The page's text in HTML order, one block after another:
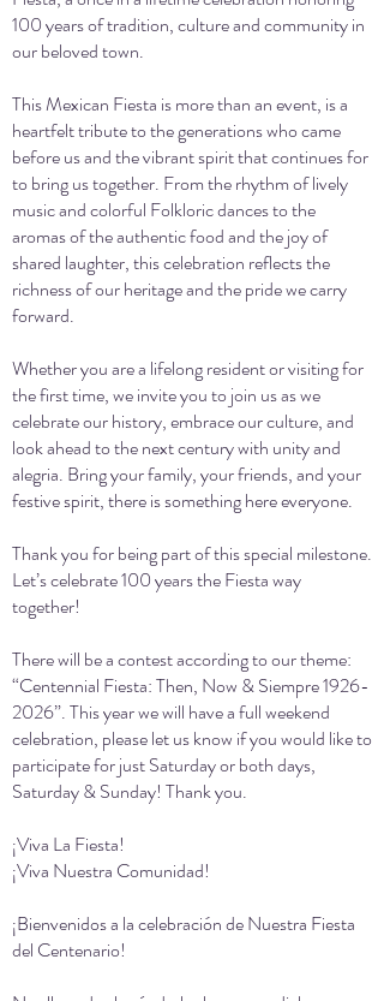
100 years of tradition, culture and community in
our beloved town.
This Mexican Fiesta is more than an event, is a
heartfelt tribute to the generations who came
before us and the vibrant spirit that continues for
to bring us together. From the rhythm of lively
music and colorful Folkloric dances to the
aromas of the authentic food and the joy of
shared laughter, this celebration reflects the
richness of our heritage and the pride we carry
forward.
Whether you are a lifelong resident or visiting for
the first time, we invite you to join us as we
celebrate our history, embrace our culture, and
look ahead to the next century with unity and
alegria. Bring your family, your friends, and your
festive spirit, there is something here everyone.
Thank you for being part of this special milestone.
Let’s celebrate 100 years the Fiesta way
together!
There will be a contest according to our theme:
“Centennial Fiesta: Then, Now & Siempre1926-
2026”. This year we will have a full weekend
celebration, please let us know if you would like to
participate for just Saturday or both days,
Saturday & Sunday! Thank you.
¡Viva La Fiesta!
¡Viva Nuestra Comunidad!
¡Bienvenidos a la celebración de Nuestra Fiesta
del Centenario!